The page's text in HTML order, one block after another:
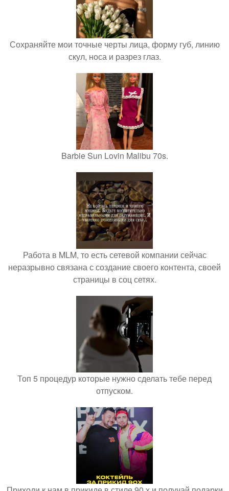
Сохраняйте мои точные черты лица, форму губ, линию
скул, носа и разрез глаз.
Barbie Sun Lovin Malibu 70s.
Работа в MLM, то есть сетевой компании сейчас
неразрывно связана с создание своего контента, своей
страницы в соц сетях.
Топ 5 процедур которые нужно сделать тебе перед
отпуском.